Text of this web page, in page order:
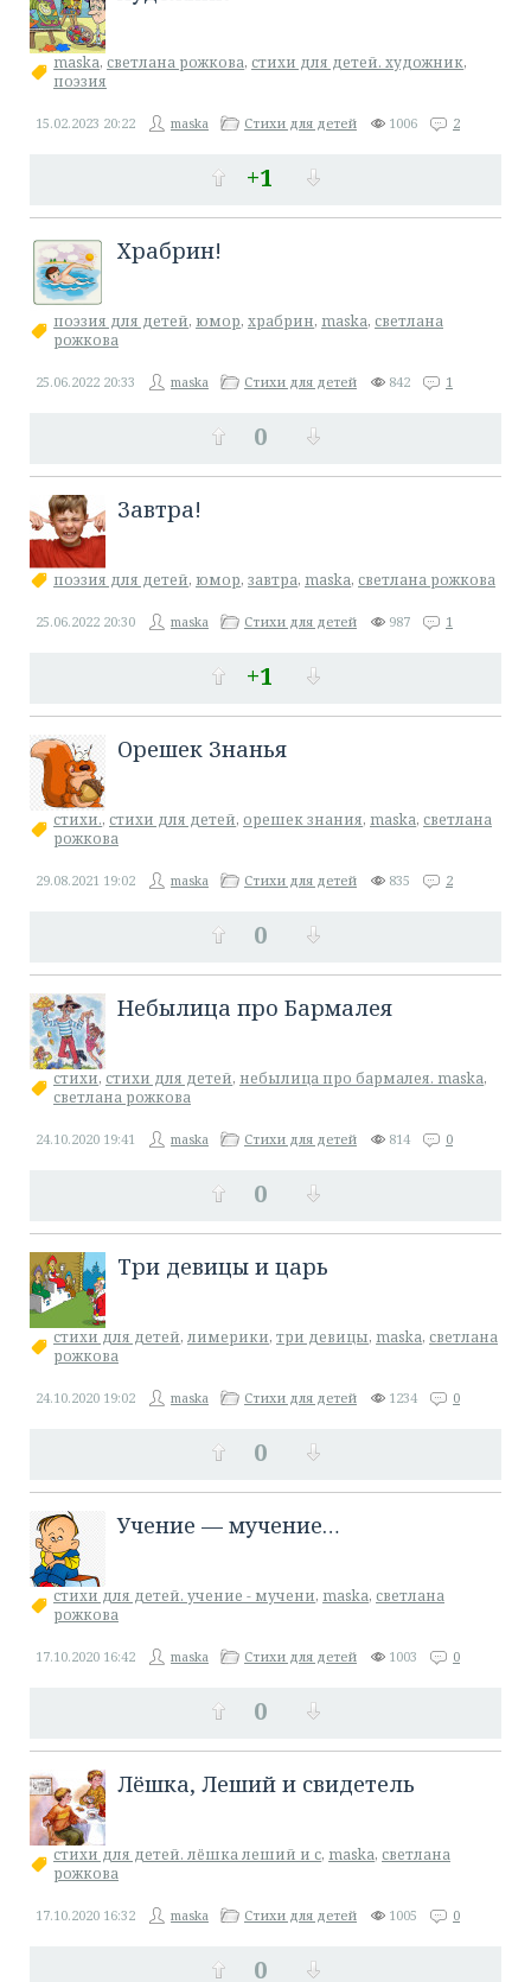
maska, светлана рожкова, стихи для детей. художник,
поэзия
+1
15.02.2023 20:22 maska Стихи для детей 1006 2
Храбрин!
поэзия для детей, юмор, храбрин, maska, светлана
рожкова
0
25.06.2022 20:33 maska Стихи для детей 842 1
Завтра!
поэзия для детей, юмор, завтра, maska, светлана рожкова
+1
25.06.2022 20:30 maska Стихи для детей 987 1
​Орешек Знанья
стихи., стихи для детей, орешек знания, maska, светлана
рожкова
0
29.08.2021 19:02 maska Стихи для детей 835 2
​Небылица про Бармалея
стихи, стихи для детей, небылица про бармалея. maska,
светлана рожкова
0
24.10.2020 19:41 maska Стихи для детей 814 0
​Три девицы и царь
стихи для детей, лимерики, три девицы, maska, светлана
рожкова
0
24.10.2020 19:02 maska Стихи для детей 1234 0
Учение — мучение…
стихи для детей. учение - мучени, maska, светлана
рожкова
0
17.10.2020 16:42 maska Стихи для детей 1003 0
​Лёшка, Леший и свидетель
стихи для детей. лёшка леший и с, maska, светлана
рожкова
0
17.10.2020 16:32 maska Стихи для детей 1005 0